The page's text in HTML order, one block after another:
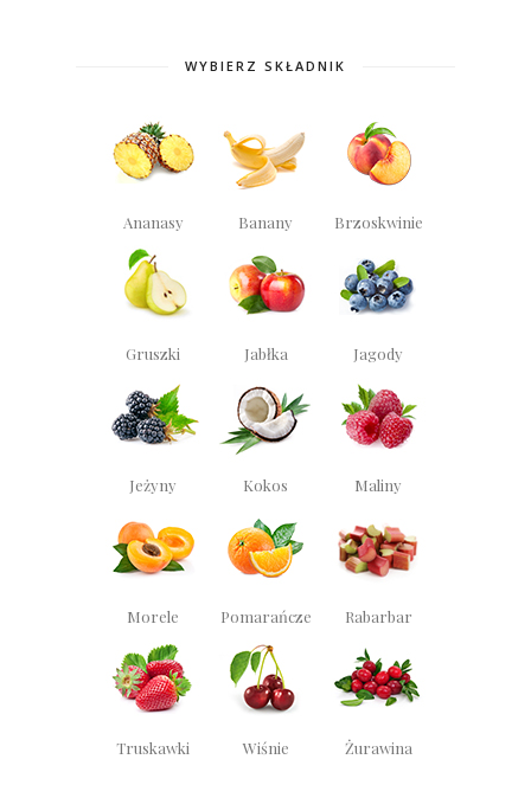
WYBIERZ SKŁADNIK
Ananasy Banany Brzoskwinie
Gruszki Jabłka Jagody
Jeżyny Kokos Maliny
Morele Pomarańcze Rabarbar
Truskawki Wiśnie Żurawina